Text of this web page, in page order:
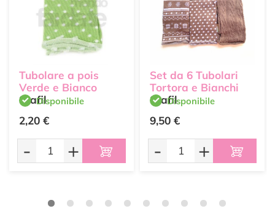
Tubolare a pois
Verde e Bianco
StafilDisponibile
2,20 €
- +
Set da 6 Tubolari
Tortora e Bianchi
StafilDisponibile
9,50 €
- +